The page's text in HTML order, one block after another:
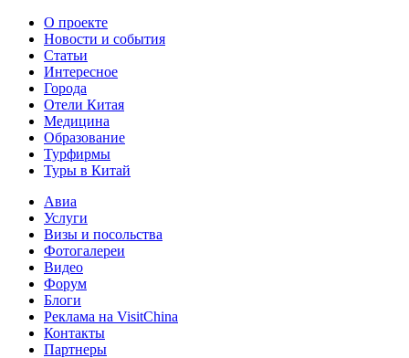
О проекте
Новости и события
Статьи
Интересное
Города
Отели Китая
Медицина
Образование
Турфирмы
Туры в Китай
Авиа
Услуги
Визы и посольства
Фотогалереи
Видео
Форум
Блоги
Реклама на VisitChina
Контакты
Партнеры